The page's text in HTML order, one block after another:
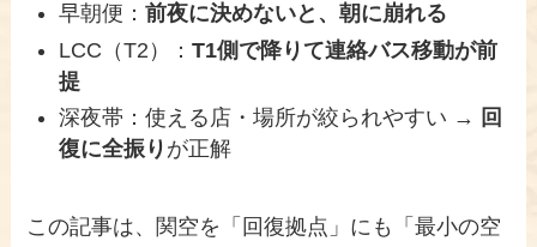
早朝便：前夜に決めないと、朝に崩れる
LCC（T2）：T1側で降りて連絡バス移動が前
提
深夜帯：使える店・場所が絞られやすい → 回
復に全振り が正解
この記事は、関空を「回復拠点」にも「最小の空